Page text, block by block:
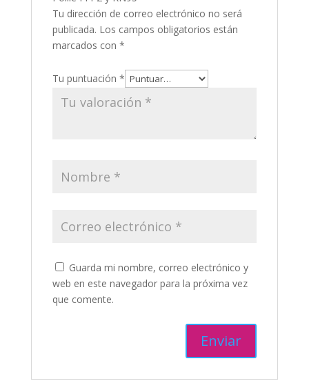
Tu dirección de correo electrónico no será
publicada. Los campos obligatorios están
marcados con *
Tu puntuación *
Guarda mi nombre, correo electrónico y
web en este navegador para la próxima vez
que comente.